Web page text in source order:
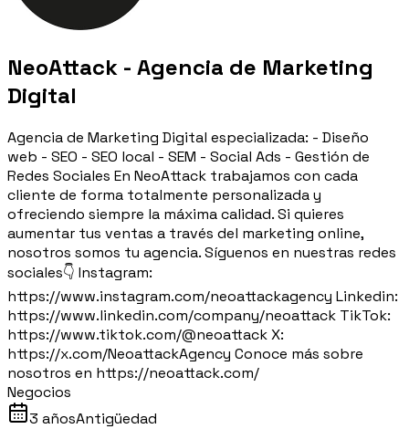
NeoAttack - Agencia de Marketing
Digital
Agencia de Marketing Digital especializada: - Diseño
web - SEO - SEO local - SEM - Social Ads - Gestión de
Redes Sociales En NeoAttack trabajamos con cada
cliente de forma totalmente personalizada y
ofreciendo siempre la máxima calidad. Si quieres
aumentar tus ventas a través del marketing online,
nosotros somos tu agencia. Síguenos en nuestras redes
sociales👇 Instagram:
https://www.instagram.com/neoattackagency Linkedin:
https://www.linkedin.com/company/neoattack TikTok:
https://www.tiktok.com/@neoattack X:
https://x.com/NeoattackAgency Conoce más sobre
nosotros en https://neoattack.com/
Negocios
3 añosAntigüedad